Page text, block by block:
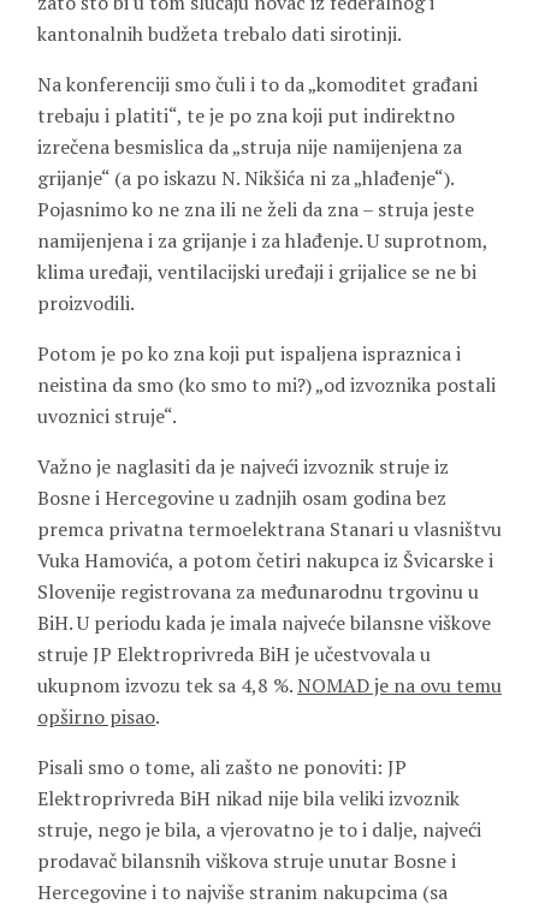
kantonalnih budžeta trebalo dati sirotinji.
Na konferenciji smo čuli i to da „komoditet građani
trebaju i platiti“, te je po zna koji put indirektno
izrečena besmislica da „struja nije namijenjena za
grijanje“ (a po iskazu N. Nikšića ni za „hlađenje“).
Pojasnimo ko ne zna ili ne želi da zna – struja jeste
namijenjena i za grijanje i za hlađenje. U suprotnom,
klima uređaji, ventilacijski uređaji i grijalice se ne bi
proizvodili.
Potom je po ko zna koji put ispaljena ispraznica i
neistina da smo (ko smo to mi?) „od izvoznika postali
uvoznici struje“.
Važno je naglasiti da je najveći izvoznik struje iz
Bosne i Hercegovine u zadnjih osam godina bez
premca privatna termoelektrana Stanari u vlasništvu
Vuka Hamovića, a potom četiri nakupca iz Švicarske i
Slovenije registrovana za međunarodnu trgovinu u
BiH. U periodu kada je imala najveće bilansne viškove
struje JP Elektroprivreda BiH je učestvovala u
ukupnom izvozu tek sa 4,8 %.NOMAD je na ovu temu
opširno pisao.
Pisali smo o tome, ali zašto ne ponoviti: JP
Elektroprivreda BiH nikad nije bila veliki izvoznik
struje, nego je bila, a vjerovatno je to i dalje, najveći
prodavač bilansnih viškova struje unutar Bosne i
Hercegovine i to najviše stranim nakupcima (sa